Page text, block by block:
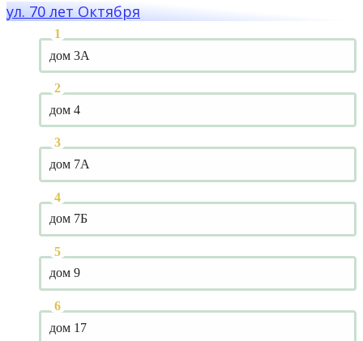
ул. 70 лет Октября
дом 3А
дом 4
дом 7А
дом 7Б
дом 9
дом 17